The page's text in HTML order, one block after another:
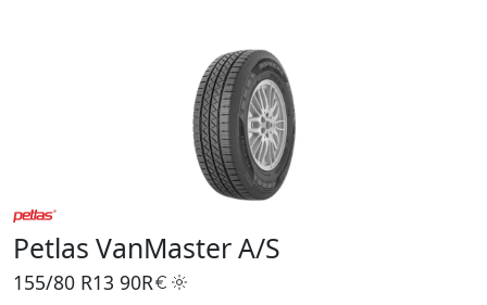
Petlas VanMaster A/S
155/80 R13 90R